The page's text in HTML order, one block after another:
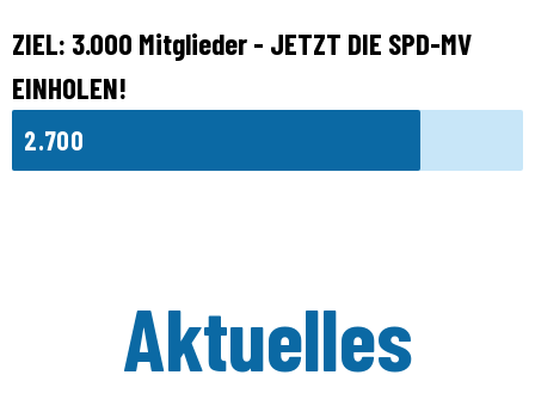
ZIEL: 3.000 Mitglieder - JETZT DIE SPD-MV
EINHOLEN!
2.700
Aktuelles